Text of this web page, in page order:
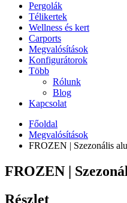
Pergolák
Télikertek
Wellness és kert
Carports
Megvalósítások
Konfigurátorok
Több
Rólunk
Blog
Kapcsolat
Főoldal
Megvalósítások
FROZEN | Szezonális
FROZEN |
Részlet